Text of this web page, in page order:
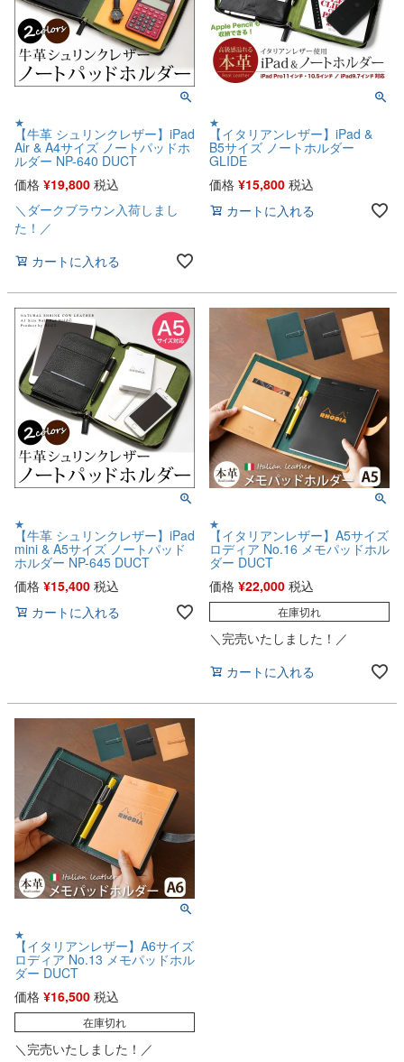
★
【牛革 シュリンクレザー】iPad
Air & A4サイズ ノートパッドホ
ルダー NP-640 DUCT
価格 ¥19,800 税込
＼ダークブラウン入荷しまし
た！／
カートに入れる
★
【イタリアンレザー】iPad &
B5サイズ ノートホルダー
GLIDE
価格 ¥15,800 税込
カートに入れる
★
【牛革 シュリンクレザー】iPad
mini & A5サイズ ノートパッド
ホルダー NP-645 DUCT
価格 ¥15,400 税込
カートに入れる
★
【イタリアンレザー】A5サイズ
ロディア No.16 メモパッドホル
ダー DUCT
価格 ¥22,000 税込
在庫切れ
＼完売いたしました！／
カートに入れる
★
【イタリアンレザー】A6サイズ
ロディア No.13 メモパッドホル
ダー DUCT
価格 ¥16,500 税込
在庫切れ
＼完売いたしました！／